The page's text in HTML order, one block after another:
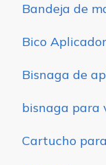
Bandeja de
Bico Aplicador
Bisnaga de
bisnaga para
Cartucho